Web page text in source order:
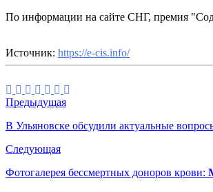
По информации на сайте СНГ, премия
Источник: https://e-cis.info/
Предыдущая
В Ульяновске обсудили актуальные
Следующая
Фотогалерея бессмертных доноров крови: